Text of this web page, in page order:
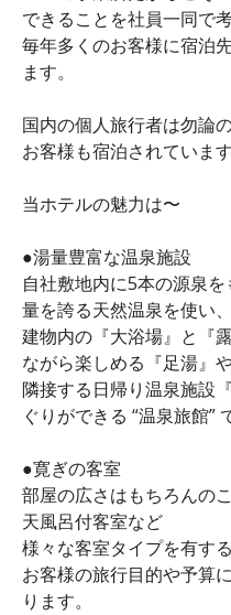
できることを社員一同で考
毎年多くのお客様に宿泊
ます。
国内の個人旅行者は勿論
お客様も宿泊されています
当ホテルの魅力は〜
●湯量豊富な温泉施設
自社敷地内に5本の源泉
量を誇る天然温泉を使い、
建物内の『大浴場』と『
ながら楽しめる『足湯』
隣接する日帰り温泉施設
ぐりができる “温泉旅館”
●寛ぎの客室
部屋の広さはもちろんの
天風呂付客室など
様々な客室タイプを有する
お客様の旅行目的や予算
ります。